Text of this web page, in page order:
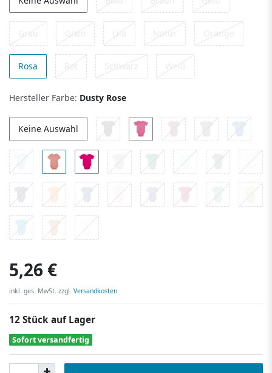
Grau Grün Lila Natur Orange
Rosa Rot Schwarz Weiß
Hersteller Farbe: Dusty Rose
Keine Auswahl
5,26 €
inkl. ges. MwSt. zzgl. Versandkosten
12 Stück auf Lager
Sofort versandfertig